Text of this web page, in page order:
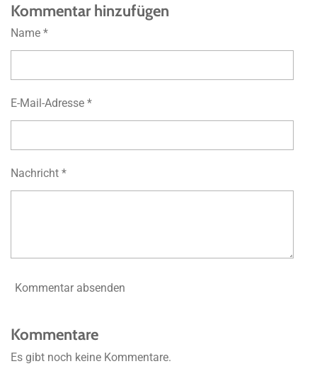
Kommentar hinzufügen
Name *
E-Mail-Adresse *
Nachricht *
Kommentar absenden
Kommentare
Es gibt noch keine Kommentare.